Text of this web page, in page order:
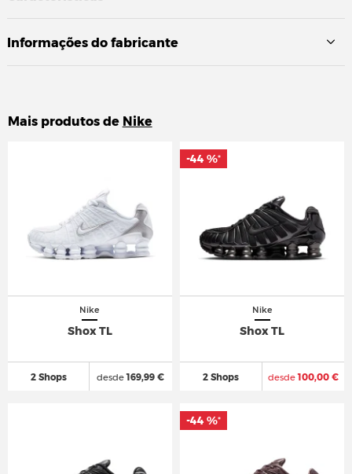
Informações do fabricante
Mais produtos de Nike
Nike
Shox TL
2 Shops desde169,99 €
Nike
Shox TL
2 Shops desde100,00 €
-44 %*
-44 %*
-44 %*
-44 %*